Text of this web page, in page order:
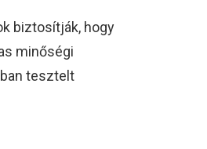
biztosítják, hogy
minőségi
tesztelt